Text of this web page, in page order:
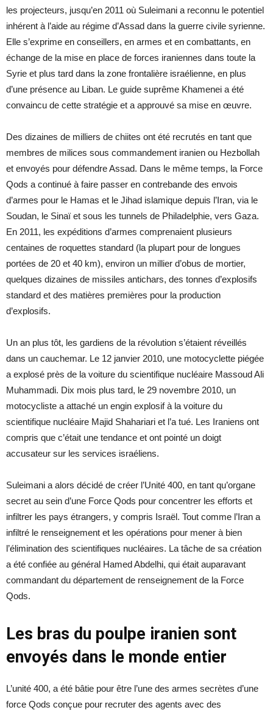
les projecteurs, jusqu’en 2011 où Suleimani a reconnu le potentiel
inhérent à l’aide au régime d’Assad dans la guerre civile syrienne.
Elle s’exprime en conseillers, en armes et en combattants, en
échange de la mise en place de forces iraniennes dans toute la
Syrie et plus tard dans la zone frontalière israélienne, en plus
d’une présence au Liban. Le guide suprême Khamenei a été
convaincu de cette stratégie et a approuvé sa mise en œuvre.
Des dizaines de milliers de chiites ont été recrutés en tant que
membres de milices sous commandement iranien ou Hezbollah
et envoyés pour défendre Assad. Dans le même temps, la Force
Qods a continué à faire passer en contrebande des envois
d’armes pour le Hamas et le Jihad islamique depuis l’Iran, via le
Soudan, le Sinaï et sous les tunnels de Philadelphie, vers Gaza.
En 2011, les expéditions d’armes comprenaient plusieurs
centaines de roquettes standard (la plupart pour de longues
portées de 20 et 40 km), environ un millier d’obus de mortier,
quelques dizaines de missiles antichars, des tonnes d’explosifs
standard et des matières premières pour la production
d’explosifs.
Un an plus tôt, les gardiens de la révolution s’étaient réveillés
dans un cauchemar. Le 12 janvier 2010, une motocyclette piégée
a explosé près de la voiture du scientifique nucléaire Massoud Ali
Muhammadi. Dix mois plus tard, le 29 novembre 2010, un
motocycliste a attaché un engin explosif à la voiture du
scientifique nucléaire Majid Shahariari et l’a tué. Les Iraniens ont
compris que c’était une tendance et ont pointé un doigt
accusateur sur les services israéliens.
Suleimani a alors décidé de créer l’Unité 400, en tant qu’organe
secret au sein d’une Force Qods pour concentrer les efforts et
infiltrer les pays étrangers, y compris Israël. Tout comme l’Iran a
infiltré le renseignement et les opérations pour mener à bien
l’élimination des scientifiques nucléaires. La tâche de sa création
a été confiée au général Hamed Abdelhi, qui était auparavant
commandant du département de renseignement de la Force
Qods.
Les bras du poulpe iranien sont
envoyés dans le monde entier
L’unité 400, a été bâtie pour être l’une des armes secrètes d’une
force Qods conçue pour recruter des agents avec des